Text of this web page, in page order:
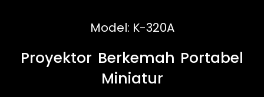
Model: K-320A
Proyektor Berkemah Portabel
Miniatur